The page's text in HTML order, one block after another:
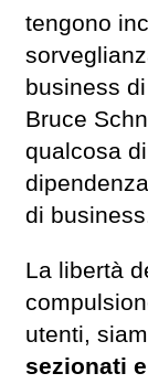
tengono
business
Bruce
qualcosa
di
La libertà
utenti,
sezionati